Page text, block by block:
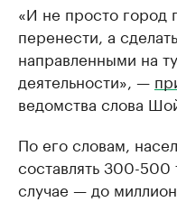
«И не просто город
перенести, а
направленными на
деятельности», —
ведомства слова
По его словам,
составлять 300-
случае — до